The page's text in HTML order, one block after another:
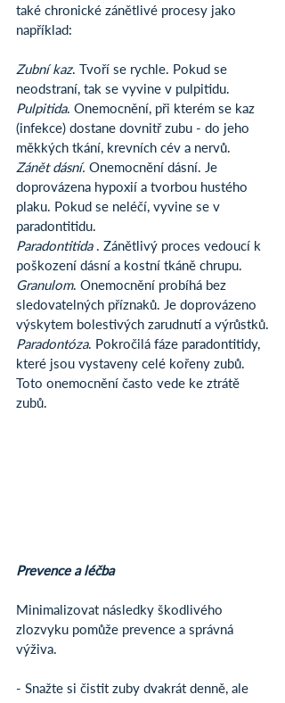
také chronické zánětlivé procesy jako
například:
Zubní kaz. Tvoří se rychle. Pokud se
neodstraní, tak se vyvine v pulpitidu.
Pulpitida. Onemocnění, při kterém se kaz
(infekce) dostane dovnitř zubu - do jeho
měkkých tkání, krevních cév a nervů.
Zánět dásní. Onemocnění dásní. Je
doprovázena hypoxií a tvorbou hustého
plaku. Pokud se neléčí, vyvine se v
paradontitidu.
Paradontitida . Zánětlivý proces vedoucí k
poškození dásní a kostní tkáně chrupu.
Granulom. Onemocnění probíhá bez
sledovatelných příznaků. Je doprovázeno
výskytem bolestivých zarudnutí a výrůstků.
Paradontóza. Pokročilá fáze paradontitidy,
které jsou vystaveny celé kořeny zubů.
Toto onemocnění často vede ke ztrátě
zubů.
Prevence a léčba
Minimalizovat následky škodlivého
zlozvyku pomůže prevence a správná
výživa.
- Snažte si čistit zuby dvakrát denně, ale